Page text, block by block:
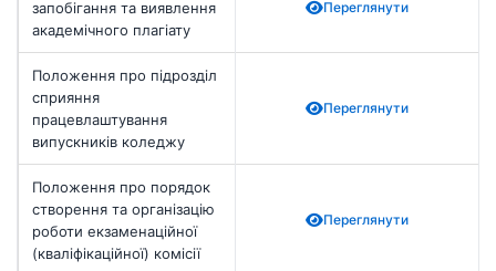
запобігання та виявлення
академічного плагіату
Переглянути
Положення про підрозділ
сприяння
працевлаштування
випускників коледжу
Переглянути
Положення про порядок
створення та організацію
роботи екзаменаційної
(кваліфікаційної) комісії
Переглянути